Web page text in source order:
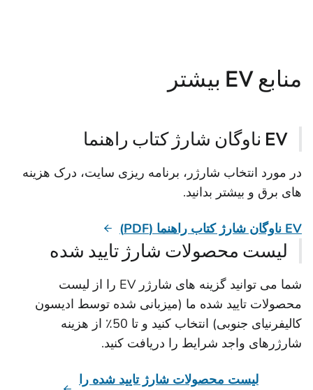
منابع EV بیشتر
EV ناوگان شارژ کتاب راهنما
در مورد انتخاب شارژر، برنامه ریزی سایت، درک هزینه
های برق و بیشتر بدانید.
EV ناوگان شارژ کتاب راهنما (PDF)
لیست محصولات شارژ تایید شده
شما می توانید گزینه های شارژر EV را از لیست
محصولات تایید شده ما (میزبانی شده توسط ادیسون
کالیفرنیای جنوبی) انتخاب کنید و تا 50٪ از هزینه
شارژرهای واجد شرایط را دریافت کنید.
لیست محصولات شارژ تایید شده را